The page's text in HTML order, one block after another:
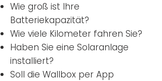
Wie groß ist Ihre
Batteriekapazität?
Wie viele Kilometer fahren Sie?
Haben Sie eine Solaranlage
installiert?
Soll die Wallbox per App